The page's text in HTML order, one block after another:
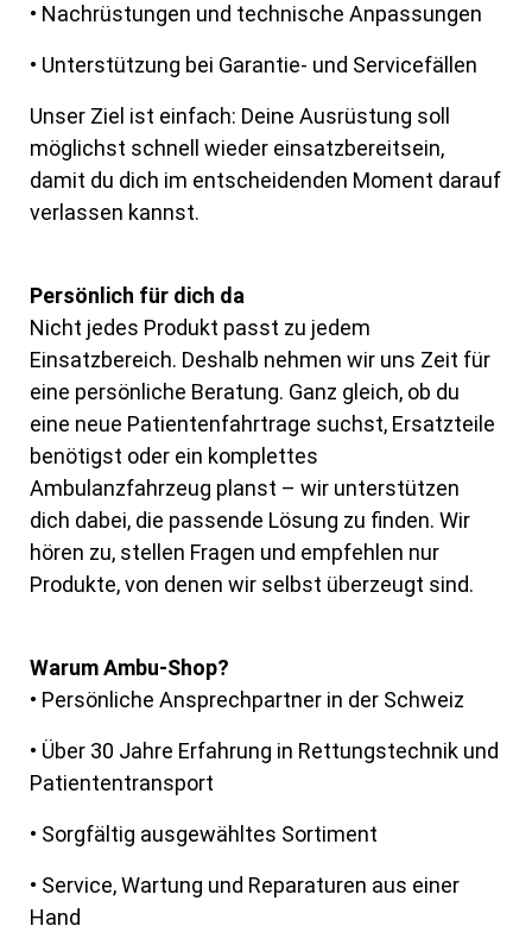
• Nachrüstungen und technische Anpassungen
• Unterstützung bei Garantie- und Servicefällen
Unser Ziel ist einfach: Deine Ausrüstung soll
möglichst schnell wieder einsatzbereitsein,
damit du dich im entscheidenden Moment darauf
verlassen kannst.
Persönlich für dich da
Nicht jedes Produkt passt zu jedem
Einsatzbereich. Deshalb nehmen wir uns Zeit für
eine persönliche Beratung. Ganz gleich, ob du
eine neue Patientenfahrtrage suchst, Ersatzteile
benötigst oder ein komplettes
Ambulanzfahrzeug planst – wir unterstützen
dich dabei, die passende Lösung zu finden. Wir
hören zu, stellen Fragen und empfehlen nur
Produkte, von denen wir selbst überzeugt sind.
Warum Ambu-Shop?
• Persönliche Ansprechpartner in der Schweiz
• Über 30 Jahre Erfahrung in Rettungstechnik und
Patiententransport
• Sorgfältig ausgewähltes Sortiment
• Service, Wartung und Reparaturen aus einer
Hand